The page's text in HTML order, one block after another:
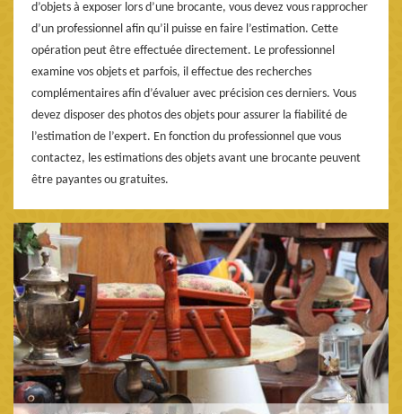
d’objets à exposer lors d’une brocante, vous devez vous rapprocher
d’un professionnel afin qu’il puisse en faire l’estimation. Cette
opération peut être effectuée directement. Le professionnel
examine vos objets et parfois, il effectue des recherches
complémentaires afin d’évaluer avec précision ces derniers. Vous
devez disposer des photos des objets pour assurer la fiabilité de
l’estimation de l’expert. En fonction du professionnel que vous
contactez, les estimations des objets avant une brocante peuvent
être payantes ou gratuites.